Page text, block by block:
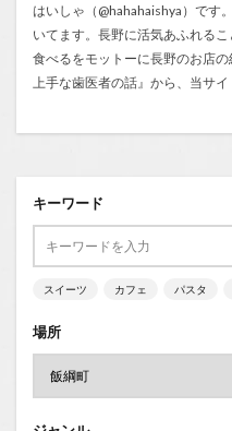
はいしゃ（@hahahaishya）です
いてます。長野に活気あふれる
食べるをモットーに長野のお店
上手な歯医者の話 』から、当サイ
キーワード
スイーツ カフェ パスタ
場所